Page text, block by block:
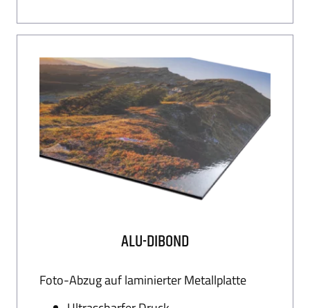
Datenschutz
Newsletter
Zahlung
Gütesiegel
Über uns
ALU-DIBOND
Foto-Abzug auf laminierter Metallplatte